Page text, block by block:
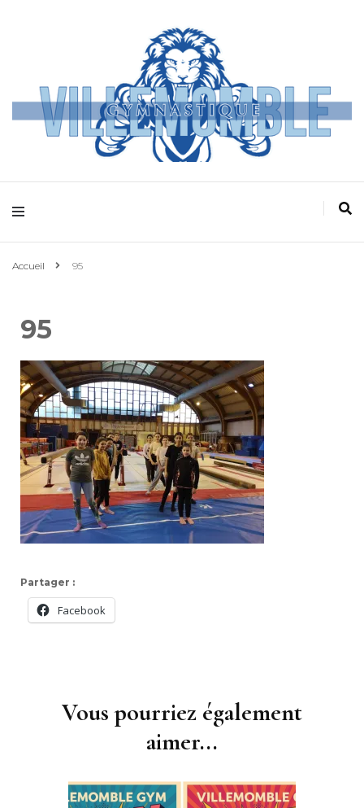
Villemomble
Gymnastique
Accueil 95
95
Partager :
Facebook
Vous pourriez également
aimer...